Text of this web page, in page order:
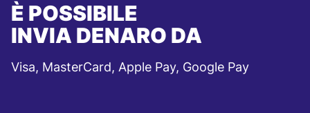
È POSSIBILE
INVIA DENARO DA
Visa, MasterCard, Apple Pay, Google Pay